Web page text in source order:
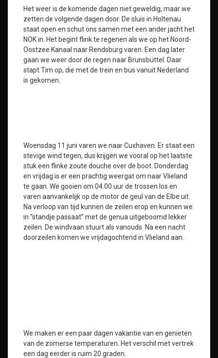
Het weer is de komende dagen niet geweldig, maar we
zetten de volgende dagen door. De sluis in Holtenau
staat open en schut ons samen met een ander jacht het
NOK in. Het begint flink te regenen als we op het Noord-
Oostzee Kanaal naar Rendsburg varen. Een dag later
gaan we weer door de regen naar Brunsbüttel. Daar
stapt Tim op, die met de trein en bus vanuit Nederland
is gekomen.
Woensdag 11 juni varen we naar Cuxhaven. Er staat een
stevige wind tegen, dus krijgen we vooral op het laatste
stuk een flinke zoute douche over de boot. Donderdag
en vrijdag is er een prachtig weergat om naar Vlieland
te gaan. We gooien om 04.00 uur de trossen los en
varen aanvankelijk op de motor de geul van de Elbe uit.
Na verloop van tijd kunnen de zeilen erop en kunnen we
in “standje passaat” met de genua uitgeboomd lekker
zeilen. De windvaan stuurt als vanouds. Na een nacht
doorzeilen komen we vrijdagochtend in Vlieland aan.
We maken er een paar dagen vakantie van en genieten
van de zomerse temperaturen. Het verschil met vertrek
een dag eerder is ruim 20 graden.